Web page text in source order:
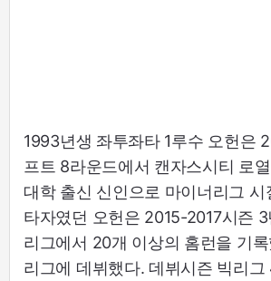
1993년생 좌투좌타 1루수 오헌은
프트 8라운드에서 캔자스시티 로
대학 출신 신인으로 마이너리그 시
타자였던 오헌은 2015-2017시즌
리그에서 20개 이상의 홈런을 기
리그에 데뷔했다. 데뷔시즌 빅리